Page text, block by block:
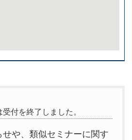
付を終了しました。
や、類似セミナーに関す